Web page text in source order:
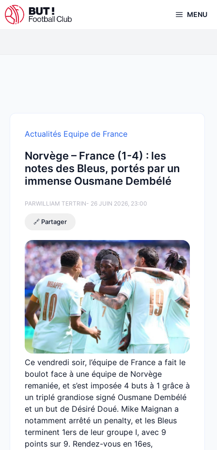
Aller
au
MENU
Actualités Equipe de France
Norvège – France (1-4) : les
notes des Bleus, portés par un
immense Ousmane Dembélé
PARWILLIAM TERTRIN- 26 JUIN 2026, 23:00
🔗 Partager
Ce vendredi soir, l’équipe de France a fait le
boulot face à une équipe de Norvège
remaniée, et s’est imposée 4 buts à 1 grâce à
un triplé grandiose signé Ousmane Dembélé
et un but de Désiré Doué. Mike Maignan a
notamment arrêté un penalty, et les Bleus
terminent 1ers de leur groupe I, avec 9
points sur 9. Rendez-vous en 16es,